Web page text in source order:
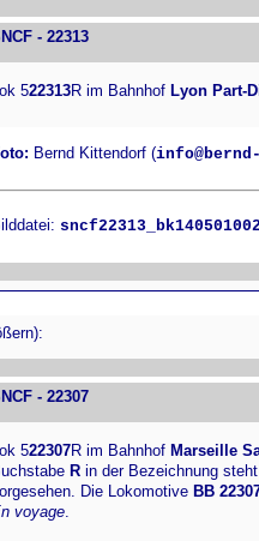
- 22313
522313R im Bahnhof Lyon Part-
Bernd Kittendorf (
- 22307
522307R im Bahnhof Marseille
R in der Bezeichnung
Die Lokomotive BB
voyage.